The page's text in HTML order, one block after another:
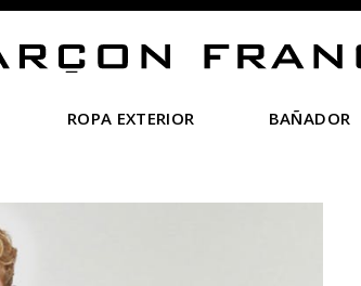
ROPA EXTERIOR BAÑADOR